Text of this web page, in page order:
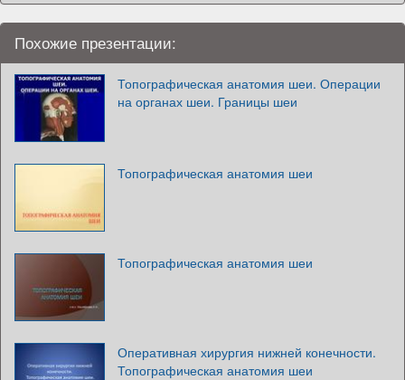
Похожие презентации:
Топографическая анатомия шеи. Операции
на органах шеи. Границы шеи
Топографическая анатомия шеи
Топографическая анатомия шеи
Оперативная хирургия нижней конечности.
Топографическая анатомия шеи